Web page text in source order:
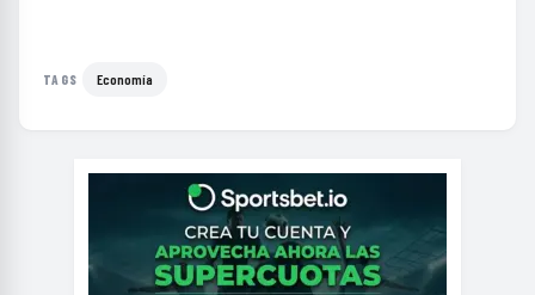
TAGS Economía